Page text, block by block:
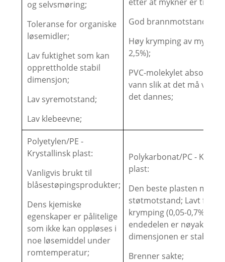
og selvsmøring;
Toleranse for organiske
løsemidler;
Lav fuktighet som kan
opprettholde stabil
dimensjon;
Lav syremotstand;
Lav klebeevne;
God brannmotstand;
Høy krymping av myk
2,5%);
PVC-molekylet
vann slik at det må være
det dannes;
Polyetylen/PE -
Krystallinsk plast:
Vanligvis brukt til
blåsestøpingsprodukter;
Dens kjemiske
egenskaper er pålitelige
som ikke kan oppløses i
noe løsemiddel under
romtemperatur;
Polykarbonat/PC -
plast:
Den beste plasten med
støtmotstand; Lavt
krymping (0,05-0,7%) at
endedelen er nøyaktig og
dimensjonen er stabil;
Brenner sakte;